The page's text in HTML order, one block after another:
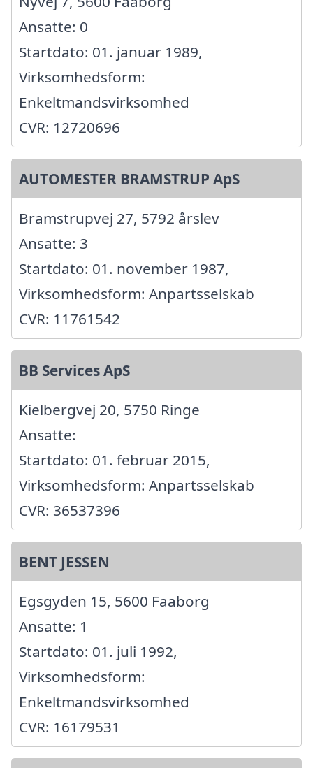
Ansatte: 0
Startdato: 01. januar 1989,
Virksomhedsform:
Enkeltmandsvirksomhed
CVR: 12720696
AUTOMESTER BRAMSTRUP ApS
Bramstrupvej 27, 5792 årslev
Ansatte: 3
Startdato: 01. november 1987,
Virksomhedsform: Anpartsselskab
CVR: 11761542
BB Services ApS
Kielbergvej 20, 5750 Ringe
Ansatte:
Startdato: 01. februar 2015,
Virksomhedsform: Anpartsselskab
CVR: 36537396
BENT JESSEN
Egsgyden 15, 5600 Faaborg
Ansatte: 1
Startdato: 01. juli 1992,
Virksomhedsform:
Enkeltmandsvirksomhed
CVR: 16179531